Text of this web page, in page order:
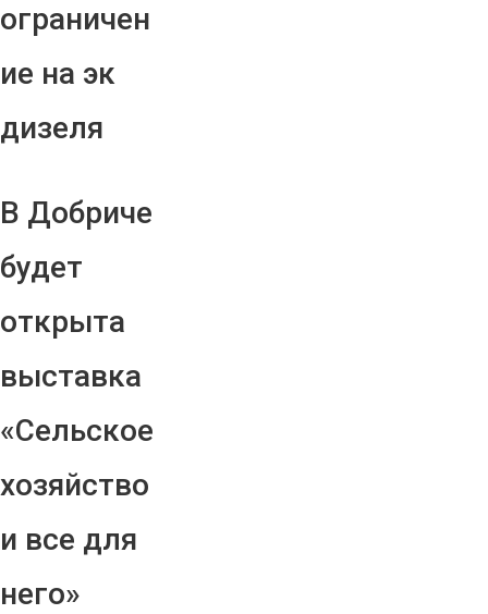
ограничен
ие на эк
дизеля
В Добриче
будет
открыта
выставка
«Сельское
хозяйство
и все для
него»